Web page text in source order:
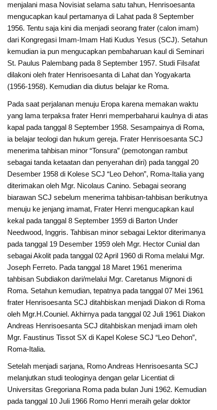
menjalani masa Novisiat selama satu tahun, Henrisoesanta
mengucapkan kaul pertamanya di Lahat pada 8 September
1956. Tentu saja kini dia menjadi seorang frater (calon imam)
dari Kongregasi Imam-Imam Hati Kudus Yesus (SCJ). Setahun
kemudian ia pun mengucapkan pembaharuan kaul di Seminari
St. Paulus Palembang pada 8 September 1957. Studi Filsafat
dilakoni oleh frater Henrisoesanta di Lahat dan Yogyakarta
(1956-1958). Kemudian dia diutus belajar ke Roma.
Pada saat perjalanan menuju Eropa karena memakan waktu
yang lama terpaksa frater Henri memperbaharui kaulnya di atas
kapal pada tanggal 8 September 1958. Sesampainya di Roma,
ia belajar teologi dan hukum gereja. Frater Henrisoesanta SCJ
menerima tahbisan minor “Tonsura” (pemotongan rambut
sebagai tanda ketaatan dan penyerahan diri) pada tanggal 20
Desember 1958 di Kolese SCJ “Leo Dehon”, Roma-Italia yang
diterimakan oleh Mgr. Nicolaus Canino. Sebagai seorang
biarawan SCJ sebelum menerima tahbisan-tahbisan berikutnya
menuju ke jenjang imamat, Frater Henri mengucapkan kaul
kekal pada tanggal 8 September 1959 di Barton Under
Needwood, Inggris. Tahbisan minor sebagai Lektor diterimanya
pada tanggal 19 Desember 1959 oleh Mgr. Hector Cunial dan
sebagai Akolit pada tanggal 02 April 1960 di Roma melalui Mgr.
Joseph Ferreto. Pada tanggal 18 Maret 1961 menerima
tahbisan Subdiakon dari/melalui Mgr. Caretanus Mignoni di
Roma. Setahun kemudian, tepatnya pada tanggal 07 Mei 1961
frater Henrisoesanta SCJ ditahbiskan menjadi Diakon di Roma
oleh Mgr.H.Couniel. Akhirnya pada tanggal 02 Juli 1961 Diakon
Andreas Henrisoesanta SCJ ditahbiskan menjadi imam oleh
Mgr. Faustinus Tissot SX di Kapel Kolese SCJ “Leo Dehon”,
Roma-Italia.
Setelah menjadi sarjana, Romo Andreas Henrisoesanta SCJ
melanjutkan studi teologinya dengan gelar Licentiat di
Universitas Gregoriana Roma pada bulan Juni 1962. Kemudian
pada tanggal 10 Juli 1966 Romo Henri meraih gelar doktor